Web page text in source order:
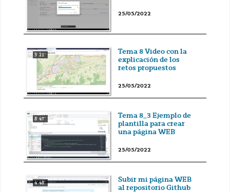
25/05/2022
3' 21''
Tema 8 Video con la
explicación de los
retos propuestos
25/05/2022
8' 47''
Tema 8_3 Ejemplo de
plantilla para crear
una página WEB
25/05/2022
4' 48''
Subir mi página WEB
al repositorio Github